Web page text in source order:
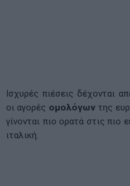
Ισχυρές πιέσεις δέχονται
οι αγορές ομολόγων της
γίνονται πιο ορατά στις
ιταλική.